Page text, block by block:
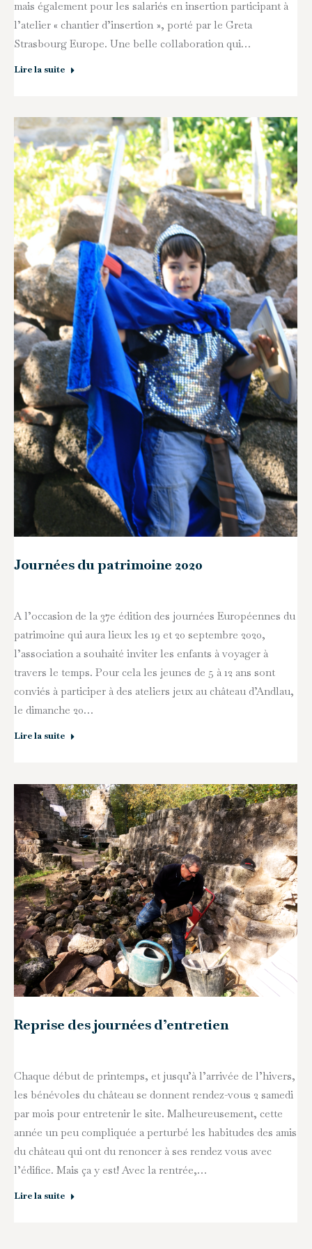
mais également pour les salariés en insertion participant à
l’atelier « chantier d’insertion », porté par le Greta
Strasbourg Europe. Une belle collaboration qui…
Lire la suite
Journées du patrimoine 2020
A l’occasion de la 37e édition des journées Européennes du
patrimoine qui aura lieux les 19 et 20 septembre 2020,
l’association a souhaité inviter les enfants à voyager à
travers le temps. Pour cela les jeunes de 5 à 12 ans sont
conviés à participer à des ateliers jeux au château d’Andlau,
le dimanche 20…
Lire la suite
Reprise des journées d’entretien
Chaque début de printemps, et jusqu’à l’arrivée de l’hivers,
les bénévoles du château se donnent rendez-vous 2 samedi
par mois pour entretenir le site. Malheureusement, cette
année un peu compliquée a perturbé les habitudes des amis
du château qui ont du renoncer à ses rendez vous avec
l’édifice. Mais ça y est! Avec la rentrée,…
Lire la suite